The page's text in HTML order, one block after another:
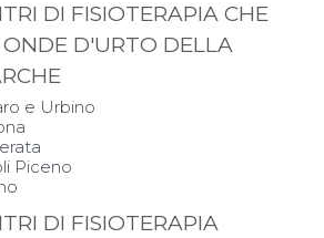
DI FISIOTERAPIA CHE
D'URTO DELLA
e Urbino
Piceno
DI FISIOTERAPIA